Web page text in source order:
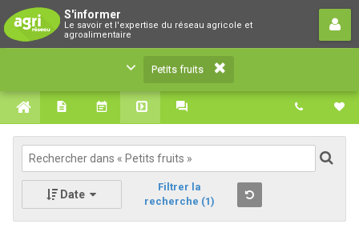
S'informer
Le savoir et l'expertise du réseau agricole et
agroalimentaire
Le savoir et l'expertise du réseau agricole et
agroalimentaire
Petits fruits
Date
Filtrer la
recherche (1)